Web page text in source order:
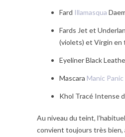
Fard Illamasqua
Fards Jet et
(violets) et Virgin en
Eyeliner Black
Mascara Manic Panic
Khol Tracé Intense
Au niveau du teint,
convient toujours très bien,